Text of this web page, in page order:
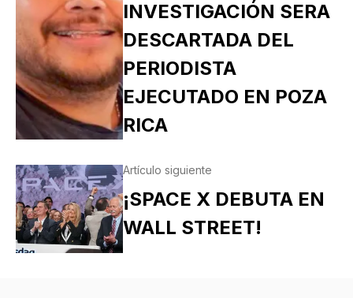
INVESTIGACIÓN SERA
DESCARTADA DEL
PERIODISTA
EJECUTADO EN POZA
RICA
Artículo siguiente
¡SPACE X DEBUTA EN
WALL STREET!